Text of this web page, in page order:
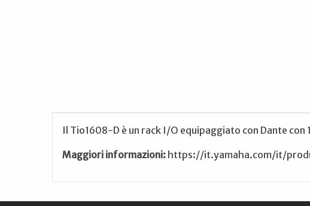
Il Tio1608-D è un rack I/O equipaggiato con Dante
Maggiori informazioni: https://it.yamaha.com/it/